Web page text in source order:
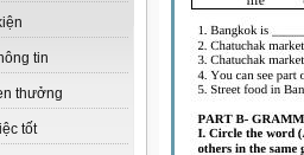
tin
thưởng
tốt